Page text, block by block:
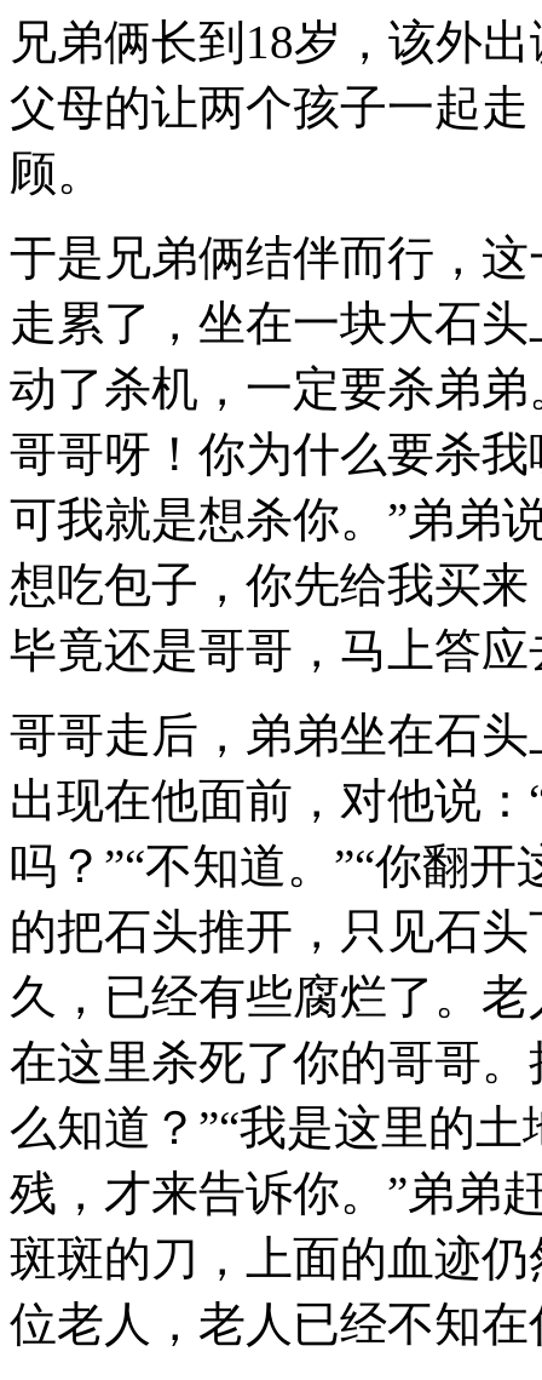
兄弟俩长到18岁，该外
父母的让两个孩子一起
顾。
于是兄弟俩结伴而行，
走累了，坐在一块大石
动了杀机，一定要杀弟
哥哥呀！你为什么要杀
可我就是想杀你。”弟弟
想吃包子，你先给我买
毕竟还是哥哥，马上答
哥哥走后，弟弟坐在石
出现在他面前，对他说
吗？”“不知道。”“你翻
的把石头推开，只见石
久，已经有些腐烂了。
在这里杀死了你的哥哥
么知道？”“我是这里的
残，才来告诉你。”弟弟
斑斑的刀，上面的血迹
位老人，老人已经不知